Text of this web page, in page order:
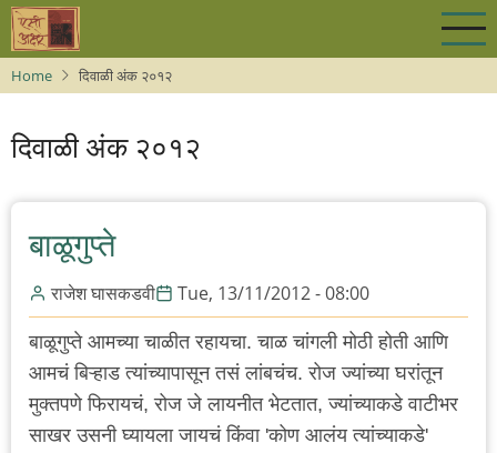
Skip
main
content
Home दिवाळी अंक २०१२
दिवाळी अंक २०१२
बाळूगुप्ते
राजेश घासकडवी Tue, 13/11/2012 - 08:00
बाळूगुप्ते आमच्या चाळीत रहायचा. चाळ चांगली मोठी होती आणि
आमचं बिऱ्हाड त्यांच्यापासून तसं लांबचंच. रोज ज्यांच्या घरांतून
मुक्तपणे फिरायचं, रोज जे लायनीत भेटतात, ज्यांच्याकडे वाटीभर
साखर उसनी घ्यायला जायचं किंवा 'कोण आलंय त्यांच्याकडे'